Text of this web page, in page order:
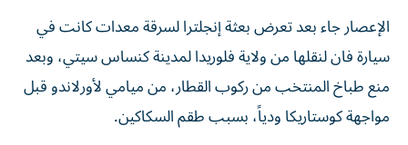
الإعصار جاء بعد تعرض بعثة إنجلترا لسرقة معدات كانت في
سيارة فان لنقلها من ولاية فلوريدا لمدينة كنساس سيتي، وبعد
منع طباخ المنتخب من ركوب القطار، من ميامي لأورلاندو قبل
مواجهة كوستاريكا ودياً، بسبب طقم السكاكين.